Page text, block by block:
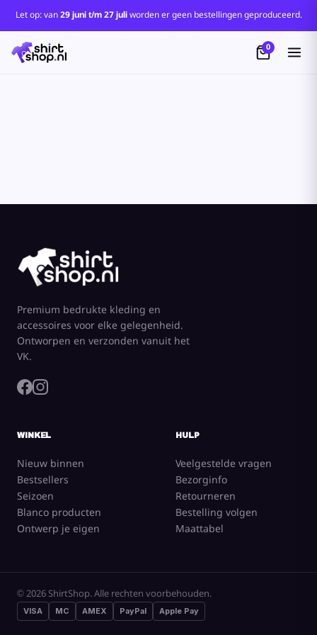
Let op: van29 juni t/m 27 juliworden er geen bestellingen geproduceerd.
0
Premium bedrukte kleding en
accessoires voor elke gelegenheid.
Ontworpen en verzonden vanuit het
VK.
WINKEL
Nieuw binnen
Bestsellers
Seizoen
Blanco producten
Ontwerp je eigen
HULP
Veelgestelde vragen
Bezorginfo
Retourneren
Bestelling volgen
Maattabel
© 2026 ShirtShop. Alle rechten voorbehouden.
VISA MC AMEX PayPal Apple Pay